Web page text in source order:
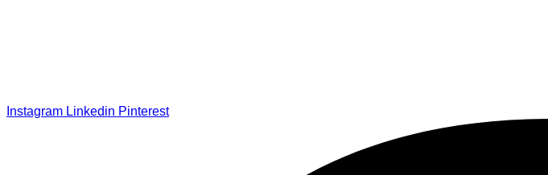
Instagram Linkedin Pinterest